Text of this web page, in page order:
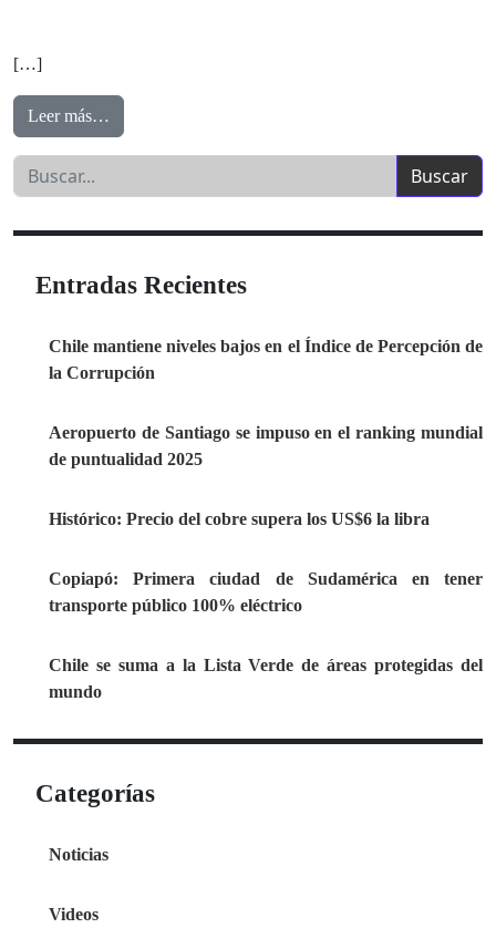
[…]
Leer más…
Entradas Recientes
Chile mantiene niveles bajos en el Índice de Percepción de
la Corrupción
Aeropuerto de Santiago se impuso en el ranking mundial
de puntualidad 2025
Histórico: Precio del cobre supera los US$6 la libra
Copiapó: Primera ciudad de Sudamérica en tener
transporte público 100% eléctrico
Chile se suma a la Lista Verde de áreas protegidas del
mundo
Categorías
Noticias
Videos